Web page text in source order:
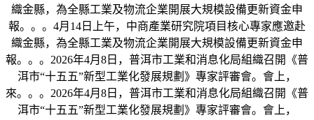
織金縣，為全縣工業及物流企業開展大規模設備更新資金申
報。。。4月14日上午，中商產業研究院項目核心專家應邀赴
織金縣，為全縣工業及物流企業開展大規模設備更新資金申
報。。。2026年4月8日，普洱市工業和消息化局組織召開《普
洱市“十五五”新型工業化發展規劃》專家評審會。會上，
來。。。2026年4月8日，普洱市工業和消息化局組織召開《普
洱市“十五五”新型工業化發展規劃》專家評審會。會上，